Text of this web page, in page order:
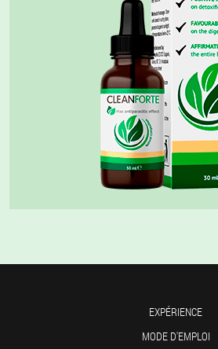
EXPÉRIENCE
MODE D'EMPLOI